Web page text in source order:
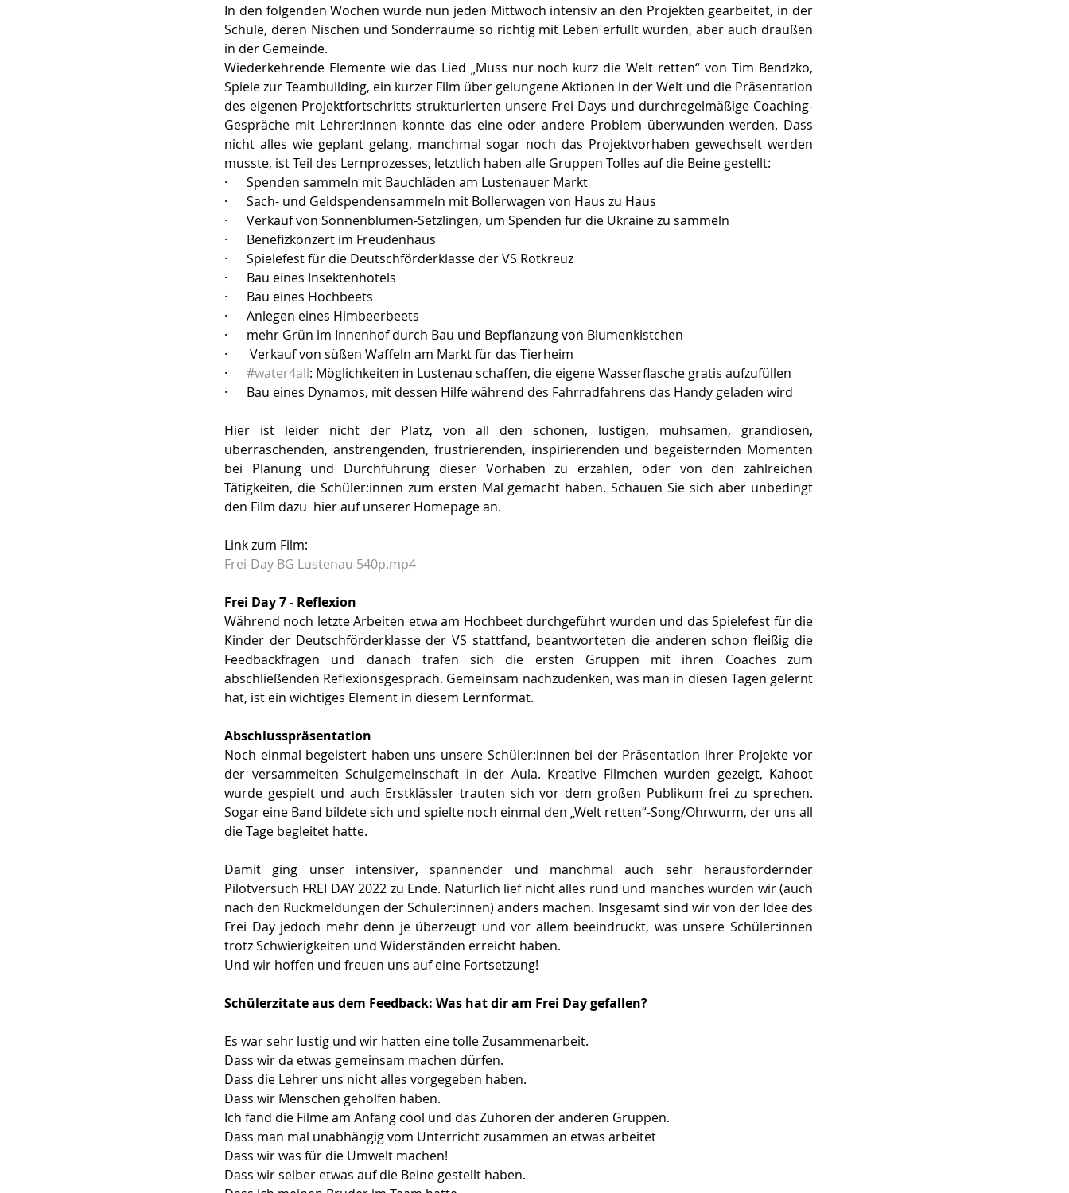
In den folgenden Wochen wurde nun jeden Mittwoch intensiv an den Projekten gearbeitet, in der
Schule, deren Nischen und Sonderräume so richtig mit Leben erfüllt wurden, aber auch draußen
in der Gemeinde.
Wiederkehrende Elemente wie das Lied „Muss nur noch kurz die Welt retten“ von Tim Bendzko,
Spiele zur Teambuilding, ein kurzer Film über gelungene Aktionen in der Welt und die Präsentation
des eigenen Projektfortschritts strukturierten unsere Frei Days und durchregelmäßige Coaching-
Gespräche mit Lehrer:innen konnte das eine oder andere Problem überwunden werden. Dass
nicht alles wie geplant gelang, manchmal sogar noch das Projektvorhaben gewechselt werden
musste, ist Teil des Lernprozesses, letztlich haben alle Gruppen Tolles auf die Beine gestellt:
·      Spenden sammeln mit Bauchläden am Lustenauer Markt
·      Sach- und Geldspendensammeln mit Bollerwagen von Haus zu Haus
·      Verkauf von Sonnenblumen-Setzlingen, um Spenden für die Ukraine zu sammeln
·      Benefizkonzert im Freudenhaus
·      Spielefest für die Deutschförderklasse der VS Rotkreuz
·      Bau eines Insektenhotels
·      Bau eines Hochbeets
·      Anlegen eines Himbeerbeets
·      mehr Grün im Innenhof durch Bau und Bepflanzung von Blumenkistchen
·       Verkauf von süßen Waffeln am Markt für das Tierheim
· #water4all: Möglichkeiten in Lustenau schaffen, die eigene Wasserflasche gratis aufzufüllen
·      Bau eines Dynamos, mit dessen Hilfe während des Fahrradfahrens das Handy geladen wird
Hier ist leider nicht der Platz, von all den schönen, lustigen, mühsamen, grandiosen,
überraschenden, anstrengenden, frustrierenden, inspirierenden und begeisternden Momenten
bei Planung und Durchführung dieser Vorhaben zu erzählen, oder von den zahlreichen
Tätigkeiten, die Schüler:innen zum ersten Mal gemacht haben. Schauen Sie sich aber unbedingt
den Film dazu  hier auf unserer Homepage an.
Link zum Film:
Frei-Day BG Lustenau 540p.mp4
Frei Day 7 - Reflexion
Während noch letzte Arbeiten etwa am Hochbeet durchgeführt wurden und das Spielefest für die
Kinder der Deutschförderklasse der VS stattfand, beantworteten die anderen schon fleißig die
Feedbackfragen und danach trafen sich die ersten Gruppen mit ihren Coaches zum
abschließenden Reflexionsgespräch. Gemeinsam nachzudenken, was man in diesen Tagen gelernt
hat, ist ein wichtiges Element in diesem Lernformat.
Abschlusspräsentation
Noch einmal begeistert haben uns unsere Schüler:innen bei der Präsentation ihrer Projekte vor
der versammelten Schulgemeinschaft in der Aula. Kreative Filmchen wurden gezeigt, Kahoot
wurde gespielt und auch Erstklässler trauten sich vor dem großen Publikum frei zu sprechen.
Sogar eine Band bildete sich und spielte noch einmal den „Welt retten“-Song/Ohrwurm, der uns all
die Tage begleitet hatte.
Damit ging unser intensiver, spannender und manchmal auch sehr herausfordernder
Pilotversuch FREI DAY 2022 zu Ende. Natürlich lief nicht alles rund und manches würden wir (auch
nach den Rückmeldungen der Schüler:innen) anders machen. Insgesamt sind wir von der Idee des
Frei Day jedoch mehr denn je überzeugt und vor allem beeindruckt, was unsere Schüler:innen
trotz Schwierigkeiten und Widerständen erreicht haben.
Und wir hoffen und freuen uns auf eine Fortsetzung!
Schülerzitate aus dem Feedback: Was hat dir am Frei Day gefallen?
Es war sehr lustig und wir hatten eine tolle Zusammenarbeit.
Dass wir da etwas gemeinsam machen dürfen.
Dass die Lehrer uns nicht alles vorgegeben haben.
Dass wir Menschen geholfen haben.
Ich fand die Filme am Anfang cool und das Zuhören der anderen Gruppen.
Dass man mal unabhängig vom Unterricht zusammen an etwas arbeitet
Dass wir was für die Umwelt machen!
Dass wir selber etwas auf die Beine gestellt haben.